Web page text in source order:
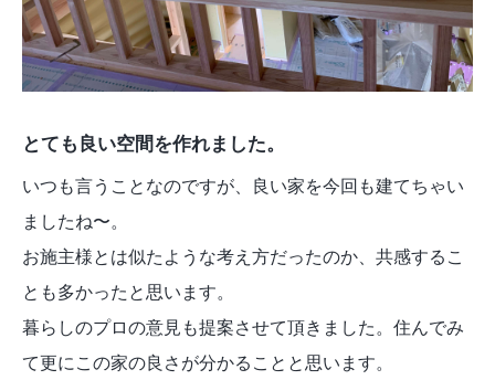
とても良い空間を作れました。
いつも言うことなのですが、良い家を今回も建てちゃい
ましたね〜。
お施主様とは似たような考え方だったのか、共感するこ
とも多かったと思います。
暮らしのプロの意見も提案させて頂きました。住んでみ
て更にこの家の良さが分かることと思います。